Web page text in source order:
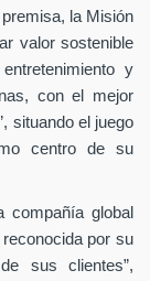
la Misión
valor sostenible
y
con el mejor
situando el juego
centro de su
compañía global
por su
sus clientes”,